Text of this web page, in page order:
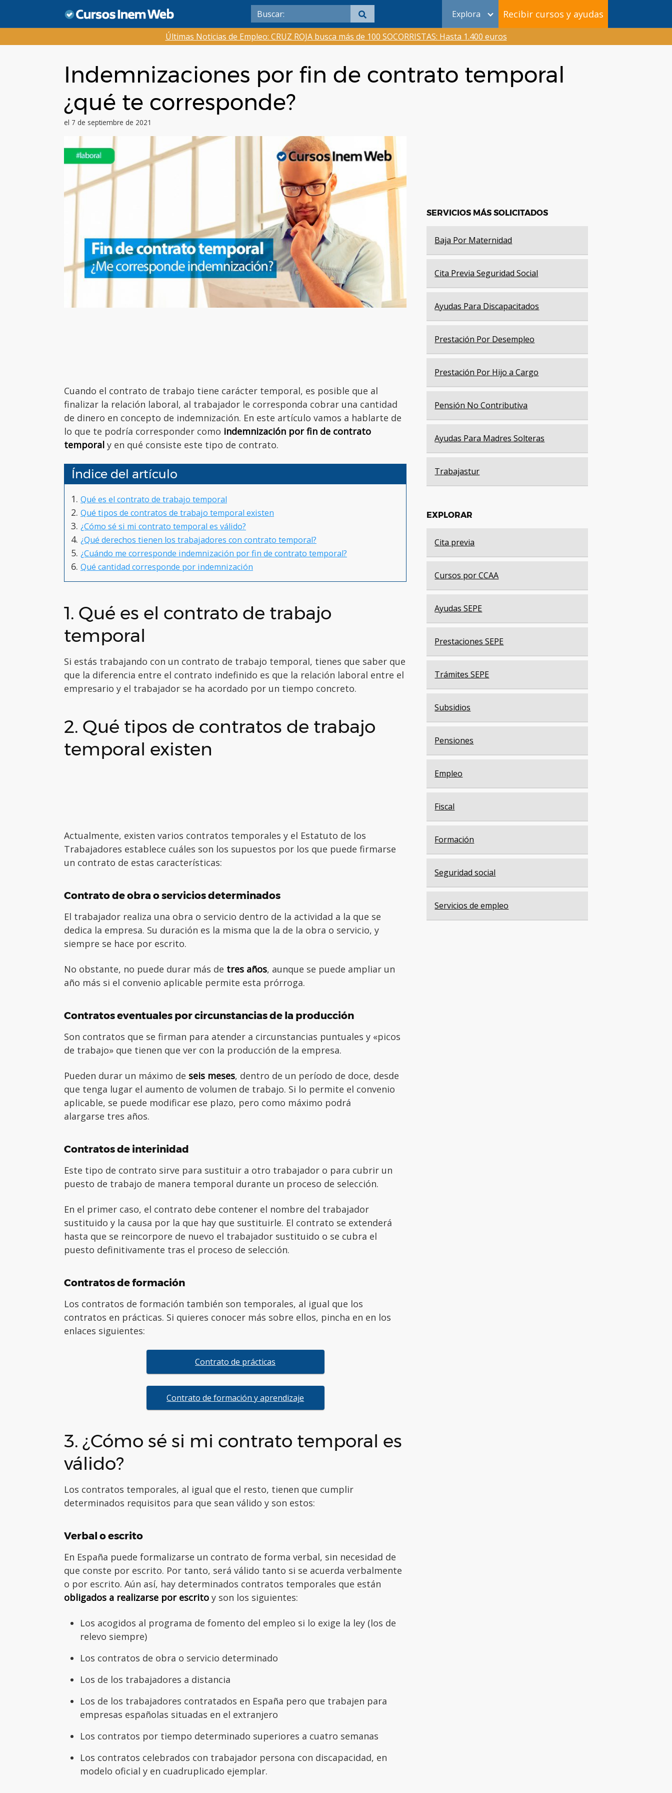
contenido
Explora Recibir cursos y ayudas
Últimas Noticias de Empleo: CRUZ ROJA busca más de 100 SOCORRISTAS: Hasta 1.400 euros
Indemnizaciones por fin de contrato temporal
¿qué te corresponde?
el 7 de septiembre de 2021
Cuando el contrato de trabajo tiene carácter temporal, es posible que al
finalizar la relación laboral, al trabajador le corresponda cobrar una cantidad
de dinero en concepto de indemnización. En este artículo vamos a hablarte de
lo que te podría corresponder como indemnización por fin de contrato
temporal y en qué consiste este tipo de contrato.
Índice del artículo
Qué es el contrato de trabajo temporal
Qué tipos de contratos de trabajo temporal existen
¿Cómo sé si mi contrato temporal es válido?
¿Qué derechos tienen los trabajadores con contrato temporal?
¿Cuándo me corresponde indemnización por fin de contrato temporal?
Qué cantidad corresponde por indemnización
1. Qué es el contrato de trabajo
temporal
Si estás trabajando con un contrato de trabajo temporal, tienes que saber que
que la diferencia entre el contrato indefinido es que la relación laboral entre el
empresario y el trabajador se ha acordado por un tiempo concreto.
2. Qué tipos de contratos de trabajo
temporal existen
Actualmente, existen varios contratos temporales y el Estatuto de los
Trabajadores establece cuáles son los supuestos por los que puede firmarse
un contrato de estas características:
Contrato de obra o servicios determinados
El trabajador realiza una obra o servicio dentro de la actividad a la que se
dedica la empresa. Su duración es la misma que la de la obra o servicio, y
siempre se hace por escrito.
No obstante, no puede durar más de tres años, aunque se puede ampliar un
año más si el convenio aplicable permite esta prórroga.
Contratos eventuales por circunstancias de la producción
Son contratos que se firman para atender a circunstancias puntuales y «picos
de trabajo» que tienen que ver con la producción de la empresa.
Pueden durar un máximo de seis meses, dentro de un período de doce, desde
que tenga lugar el aumento de volumen de trabajo. Si lo permite el convenio
aplicable, se puede modificar ese plazo, pero como máximo podrá
alargarse tres años.
Contratos de interinidad
Este tipo de contrato sirve para sustituir a otro trabajador o para cubrir un
puesto de trabajo de manera temporal durante un proceso de selección.
En el primer caso, el contrato debe contener el nombre del trabajador
sustituido y la causa por la que hay que sustituirle. El contrato se extenderá
hasta que se reincorpore de nuevo el trabajador sustituido o se cubra el
puesto definitivamente tras el proceso de selección.
Contratos de formación
Los contratos de formación también son temporales, al igual que los
contratos en prácticas. Si quieres conocer más sobre ellos, pincha en en los
enlaces siguientes:
Contrato de prácticas
Contrato de formación y aprendizaje
3. ¿Cómo sé si mi contrato temporal es
válido?
Los contratos temporales, al igual que el resto, tienen que cumplir
determinados requisitos para que sean válido y son estos:
Verbal o escrito
En España puede formalizarse un contrato de forma verbal, sin necesidad de
que conste por escrito. Por tanto, será válido tanto si se acuerda verbalmente
o por escrito. Aún así, hay determinados contratos temporales que están
obligados a realizarse por escrito y son los siguientes:
Los acogidos al programa de fomento del empleo si lo exige la ley (los de
relevo siempre)
Los contratos de obra o servicio determinado
Los de los trabajadores a distancia
Los de los trabajadores contratados en España pero que trabajen para
empresas españolas situadas en el extranjero
Los contratos por tiempo determinado superiores a cuatro semanas
Los contratos celebrados con trabajador persona con discapacidad, en
modelo oficial y en cuadruplicado ejemplar.
SERVICIOS MÁS SOLICITADOS
Baja Por Maternidad
Cita Previa Seguridad Social
Ayudas Para Discapacitados
Prestación Por Desempleo
Prestación Por Hijo a Cargo
Pensión No Contributiva
Ayudas Para Madres Solteras
Trabajastur
EXPLORAR
Cita previa
Cursos por CCAA
Ayudas SEPE
Prestaciones SEPE
Trámites SEPE
Subsidios
Pensiones
Empleo
Fiscal
Formación
Seguridad social
Servicios de empleo